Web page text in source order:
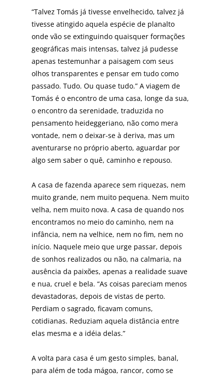
“Talvez Tomás já tivesse envelhecido, talvez já
tivesse atingido aquela espécie de planalto
onde vão se extin­guindo quaisquer formações
geográficas mais intensas, talvez já pudesse
apenas testemunhar a paisagem com seus
olhos transparentes e pensar em tudo como
passa­do. Tudo. Ou quase tudo.” A viagem de
Tomás é o encon­tro de uma casa, longe da sua,
o encontro da serenidade, traduzida no
pensamento heideggeriano, não como me­ra
vontade, nem o deixar-se à deriva, mas um
aventurar­se no próprio aberto, aguardar por
algo sem saber o quê, caminho e repouso.
A casa de fazenda aparece sem riquezas, nem
muito grande, nem muito pequena. Nem muito
velha, nem muito nova. A casa de quando nos
encontramos no meio do caminho, nem na
infância, nem na velhice, nem no fim, nem no
início. Naquele meio que urge pas­sar, depois
de sonhos realizados ou não, na calmaria, na
ausência da paixões, apenas a realidade suave
e nua, cruel e bela. “As coisas pareciam menos
devastadoras, depois de vistas de perto.
Perdiam o sagrado, ficavam comuns,
cotidianas. Reduziam aquela distância entre
elas mesma e a idéia delas.”
A volta para casa é um gesto simples, banal,
para além de toda mágoa, rancor, como se